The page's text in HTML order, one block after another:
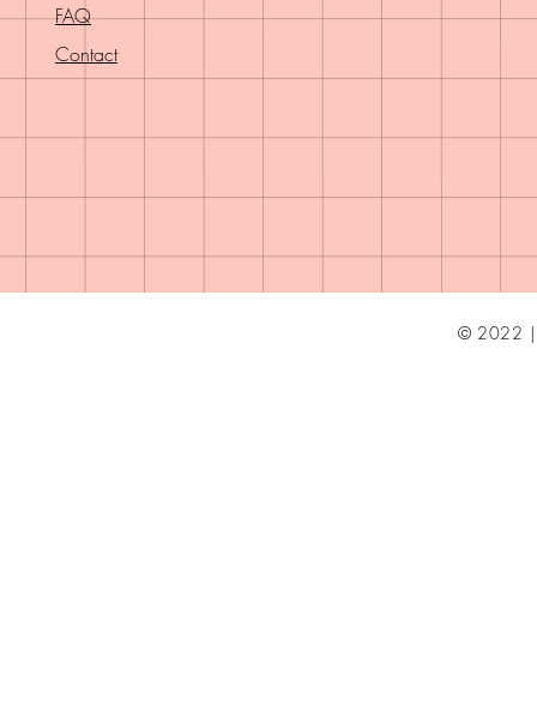
FAQ
Contact
© 2022 |